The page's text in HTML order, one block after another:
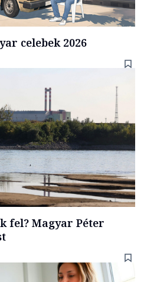
celebek 2026
fel? Magyar Péter